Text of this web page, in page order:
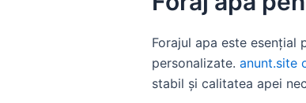
Forajul apa este
personalizate. anunt.site
stabil și calitatea apei